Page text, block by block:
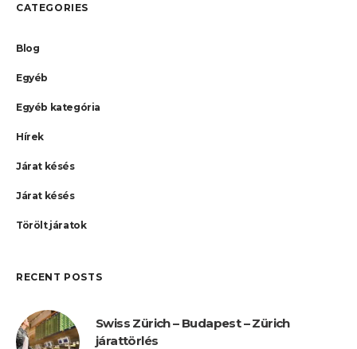
CATEGORIES
Blog
Egyéb
Egyéb kategória
Hírek
Járat késés
Járat késés
Törölt járatok
RECENT POSTS
Swiss Zürich – Budapest – Zürich
járattörlés